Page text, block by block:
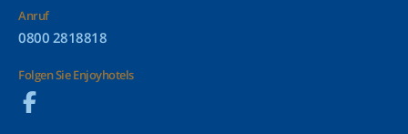
Anruf
0800 2818818
Folgen Sie Enjoyhotels